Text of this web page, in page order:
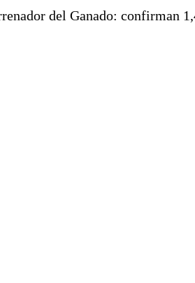
del Ganado: confirman